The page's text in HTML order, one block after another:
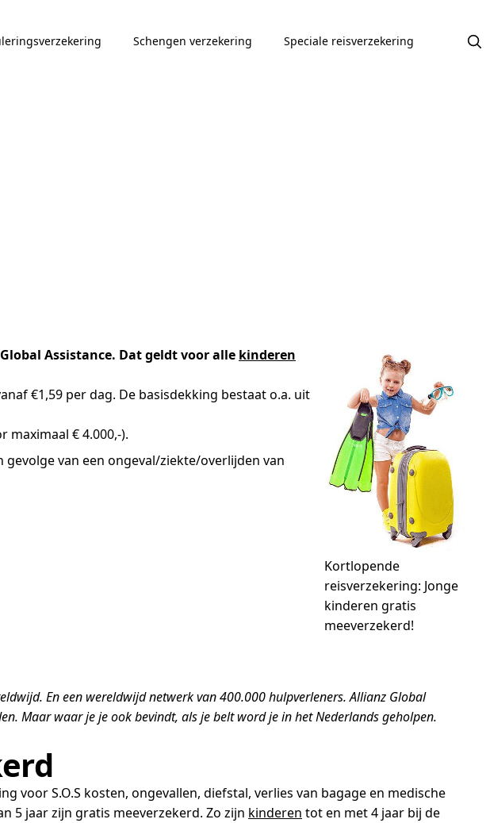
Schengen verzekering Speciale reisverzekering
Kortlopende
reisverzekering: Jonge
kinderen gratis
meeverzekerd!
Assistance. Dat geldt voor alle kinderen
€1,59 per dag. De basisdekking bestaat o.a. uit
€ 4.000,-).
van een ongeval/ziekte/overlijden van
En een wereldwijd netwerk van 400.000 hulpverleners. Allianz Global
Maar waar je je ook bevindt, als je belt word je in het Nederlands geholpen.
voor S.O.S kosten, ongevallen, diefstal, verlies van bagage en medische
5 jaar zijn gratis meeverzekerd. Zo zijn kinderen tot en met 4 jaar bij de